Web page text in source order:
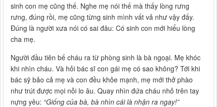
sinh con mẹ cũng thế. Nghe mẹ nói thế mà thấy lòng rưng
rưng, đúng rồi, mẹ cũng từng sinh mình vất vả như vậy đấy.
Đúng là người xưa nói có sai đâu: Có sinh con mới hiểu lòng
cha mẹ.
Người đầu tiên bế cháu ra từ phòng sinh là bà ngoại. Mẹ khóc
khi nhìn cháu. Và hỏi bác sĩ con gái mẹ có sao không? Tới khi
bác sỹ bảo cả mẹ và con đều khỏe mạnh, mẹ mới thở phào
như trút được mọi nỗi lo âu. Quay nhìn đứa cháu nhỏ trên tay
nựng yêu: “Giống của bà, bà nhìn cái là nhận ra ngay!”